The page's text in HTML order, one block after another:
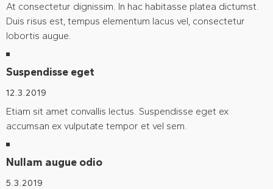
At consectetur dignissim. In hac habitasse platea dictumst.
Duis risus est, tempus elementum lacus vel, consectetur
lobortis augue.
Suspendisse eget
12.3.2019
Etiam sit amet convallis lectus. Suspendisse eget ex
accumsan ex vulputate tempor et vel sem.
Nullam augue odio
5.3.2019